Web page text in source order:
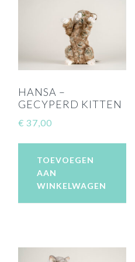
HANSA –
GECYPERD KITTEN
€ 37,00
TOEVOEGEN
AAN
WINKELWAGEN